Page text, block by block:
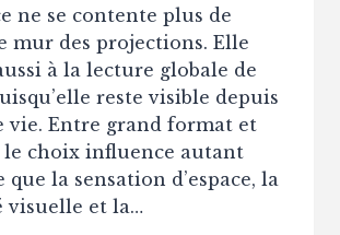
ne se contente plus de
mur des projections. Elle
à la lecture globale de
reste visible depuis
vie. Entre grand format et
le choix influence autant
que la sensation d’espace, la
visuelle et la…